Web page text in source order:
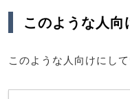
このような人向
このような人向けにし